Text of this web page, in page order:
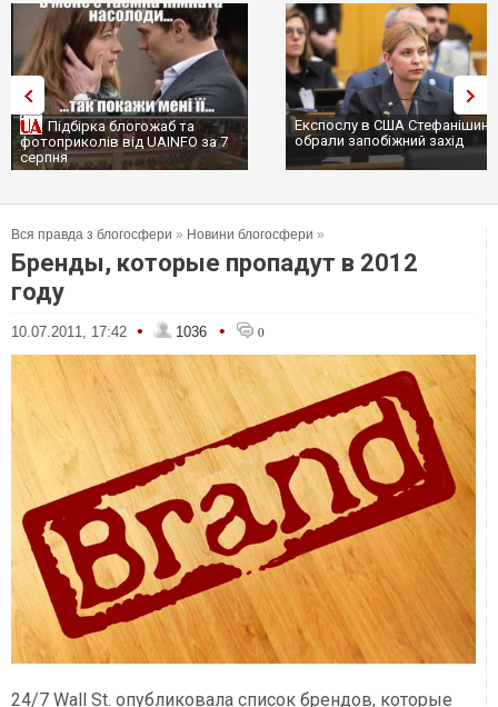
Експослу в США Стефанішиній
обрали запобіжний захід
Трамп не передасть Україні
сотні ракет до Patriot, бо у
Вся правда з блогосфери » Новини блогосфери »
Бренды, которые пропадут в 2012
году
10.07.2011, 17:42 • 1036 • 0
24/7 Wall St. опубликовала список брендов, которые